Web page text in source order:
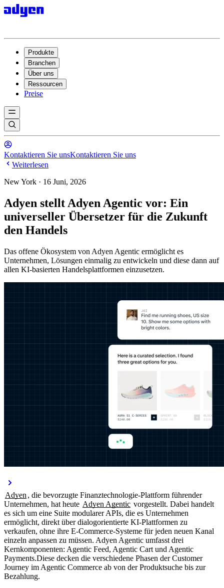
Produkte
Branchen
Über uns
Ressourcen
Preise
Kontaktieren Sie unsKontaktieren Sie uns
Weiterlesen
New York · 16 Juni, 2026
Adyen stellt Adyen Agentic vor: Ein
universeller Übersetzer für die Zukunft
den Handels
Das offene Ökosystem von Adyen Agentic ermöglicht es
Unternehmen, Lösungen einmalig zu entwickeln und diese dann auf
allen KI-basierten Handelsplattformen einzusetzen.
Adyen , die bevorzugte Finanztechnologie-Plattform führender
Unternehmen, hat heute Adyen Agentic vorgestellt. Dabei handelt
es sich um eine Suite modularer APIs, die es Unternehmen
ermöglicht, direkt über dialogorientierte KI-Plattformen zu
verkaufen, ohne ihre E-Commerce-Systeme für jeden neuen Kanal
einzeln anpassen zu müssen. Adyen Agentic umfasst drei
Kernkomponenten: Agentic Feed, Agentic Cart und Agentic
Payments.Diese decken die verschiedene Phasen der Customer
Journey im Agentic Commerce ab von der Produktsuche bis zur
Bezahlung.